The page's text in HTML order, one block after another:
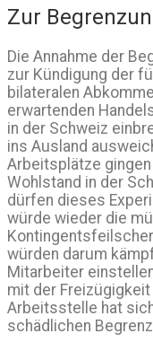
Zur
Die Annahme der
zur Kündigung der
bilateralen
erwartenden
in der Schweiz
ins Ausland
Arbeitsplätze
Wohlstand in der
dürfen dieses
würde wieder die
würden darum
Mitarbeiter
mit der
Arbeitsstelle hat
schädlichen